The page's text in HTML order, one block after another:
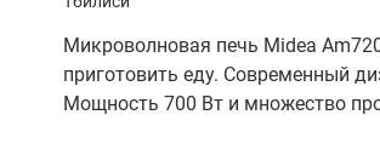
Микроволновая печь Midea
приготовить еду. Современный
Мощность 700 Вт и множество